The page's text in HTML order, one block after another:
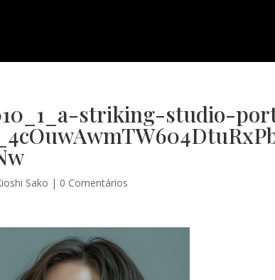
striking-studio-
Sako | 0 Comentários